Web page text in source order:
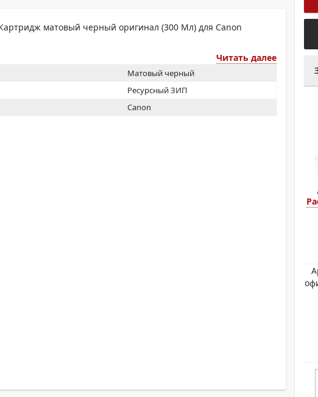
матовый черный оригинал (300 Мл) для Canon
Читать далее
Матовый черный
Ресурсный ЗИП
Canon